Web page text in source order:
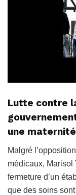
Lutte contre
une
Malgré
médicaux, Marisol
fermeture d’un
que des soins